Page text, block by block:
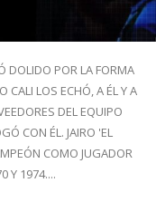
DOLIDO POR LA FORMA
CALI LOS ECHÓ, A ÉL Y A
DEL EQUIPO
CON ÉL. JAIRO 'EL
COMO JUGADOR
Y 1974....